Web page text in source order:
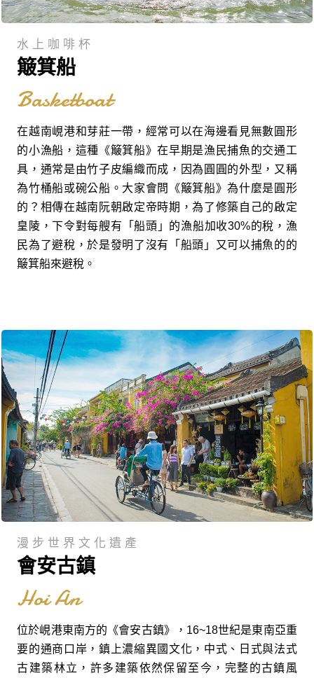
水上咖啡杯
簸箕船
Basketboat
在越南峴港和芽莊一帶，經常可以在海邊看見無數圓形
的小漁船，這種《簸箕船》在早期是漁民捕魚的交通工
具，通常是由竹子皮編織而成，因為圓圓的外型，又稱
為竹桶船或碗公船。大家會問《簸箕船》為什麼是圓形
的？相傳在越南阮朝啟定帝時期，為了修築自己的啟定
皇陵，下令對每艘有「船頭」的漁船加收30%的稅，漁
民為了避稅，於是發明了沒有「船頭」又可以捕魚的的
簸箕船來避稅。
漫步世界文化遺產
會安古鎮
Hoi An
位於峴港東南方的《會安古鎮》，16~18世紀是東南亞重
要的通商口岸，鎮上濃縮異國文化，中式、日式與法式
古建築林立，許多建築依然保留至今，完整的古鎮風